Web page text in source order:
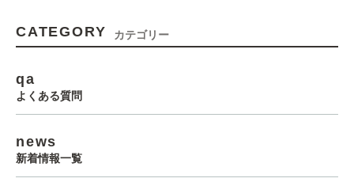
CATEGORY カテゴリー
qa
よくある質問
news
新着情報一覧